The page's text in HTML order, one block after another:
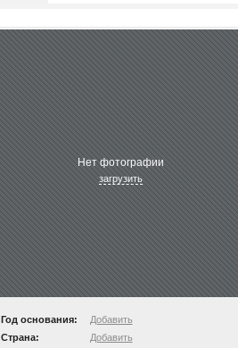
Нет фотографии
загрузить
Год основания:
Добавить
Страна:
Добавить